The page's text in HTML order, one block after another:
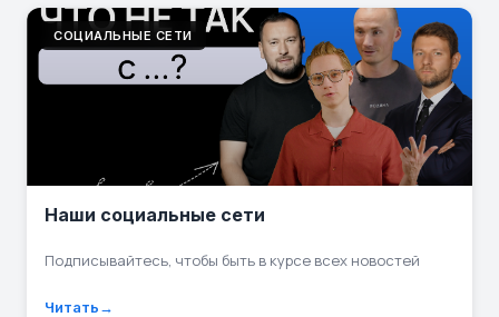
СОЦИАЛЬНЫЕ СЕТИ
Наши социальные сети
Подписывайтесь, чтобы быть в курсе всех новостей
Читать